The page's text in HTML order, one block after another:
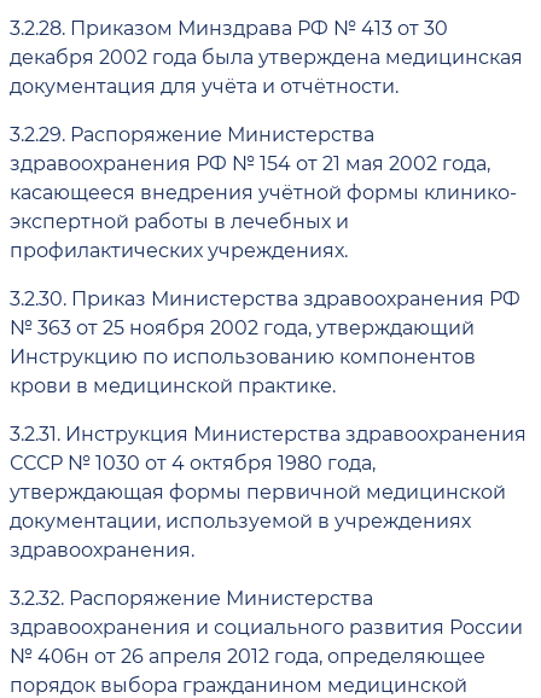
3.2.28. Приказом Минздрава РФ № 413 от 30
декабря 2002 года была утверждена медицинская
документация для учёта и отчётности.
3.2.29. Распоряжение Министерства
здравоохранения РФ № 154 от 21 мая 2002 года,
касающееся внедрения учётной формы клинико-
экспертной работы в лечебных и
профилактических учреждениях.
3.2.30. Приказ Министерства здравоохранения РФ
№ 363 от 25 ноября 2002 года, утверждающий
Инструкцию по использованию компонентов
крови в медицинской практике.
3.2.31. Инструкция Министерства здравоохранения
СССР № 1030 от 4 октября 1980 года,
утверждающая формы первичной медицинской
документации, используемой в учреждениях
здравоохранения.
3.2.32. Распоряжение Министерства
здравоохранения и социального развития России
№ 406н от 26 апреля 2012 года, определяющее
порядок выбора гражданином медицинской